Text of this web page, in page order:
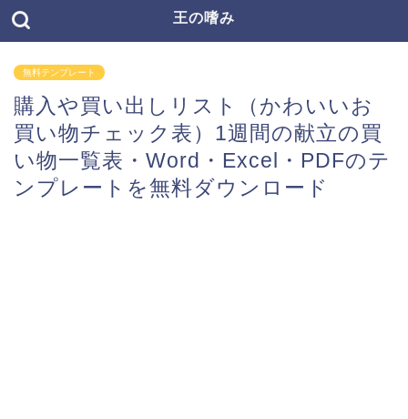
王の嗜み
無料テンプレート
購入や買い出しリスト（かわいいお
買い物チェック表）1週間の献立の買
い物一覧表・Word・Excel・PDFのテ
ンプレートを無料ダウンロード